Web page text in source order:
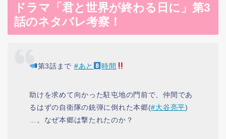
ドラマ「君と世界が終わる日に」第3
話のネタバレ考察！
第3話まで #あと 時間
助けを求めて向かった駐屯地の門前で、仲間であ
るはずの自衛隊の銃弾に倒れた本郷(#大谷亮平)
…。なぜ本郷は撃たれたのか？